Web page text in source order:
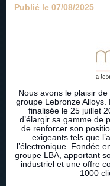
Publié le 07/08/2025
Nous avons le plaisir
groupe Lebronze Alloys.
finalisée le 25 juillet
d’élargir sa gamme de
de renforcer son
exigeants tels que
l’électronique. Fondée
groupe LBA, apportant
industriel et une offre
1000